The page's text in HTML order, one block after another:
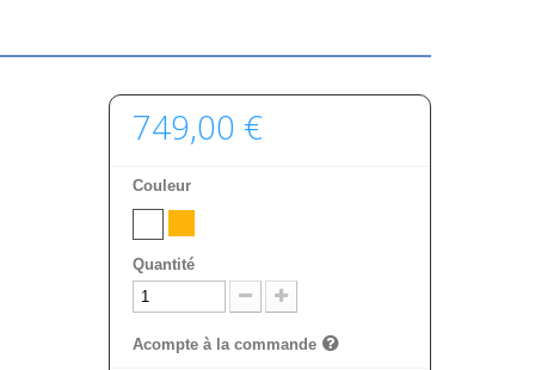
749,00 €
Couleur
Quantité
Acompte à la commande